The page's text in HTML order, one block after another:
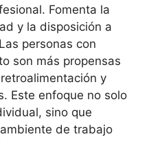
Fomenta la
y la disposición a
personas con
son más propensas
y
Este enfoque no solo
sino que
de trabajo